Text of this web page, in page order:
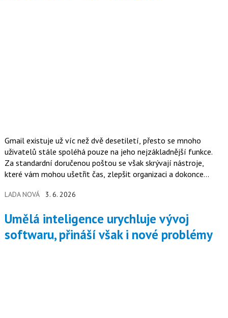
Gmail existuje už víc než dvě desetiletí, přesto se mnoho
uživatelů stále spoléhá pouze na jeho nejzákladnější funkce.
Za standardní doručenou poštou se však skrývají nástroje,
které vám mohou ušetřit čas, zlepšit organizaci a dokonce
LADA NOVÁ 3. 6. 2026
Umělá inteligence urychluje vývoj
softwaru, přináší však i nové problémy